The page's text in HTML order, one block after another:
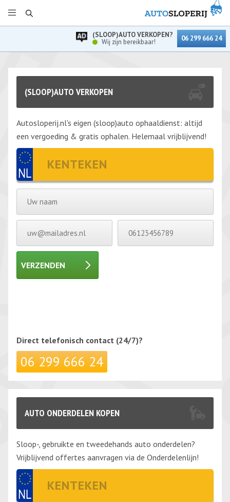
(SLOOP)AUTO VERKOPEN?
Wij zijn bereikbaar!
06 299 666 24
(SLOOP)AUTO VERKOPEN
Autosloperij.nl's eigen (sloop)auto ophaaldienst: altijd
een vergoeding & gratis ophalen. Helemaal vrijblijvend!
VERZENDEN
Direct telefonisch contact (24/7)?
06 299 666 24
AUTO ONDERDELEN KOPEN
Sloop-, gebruikte en tweedehands auto onderdelen?
Vrijblijvend offertes aanvragen via de Onderdelenlijn!